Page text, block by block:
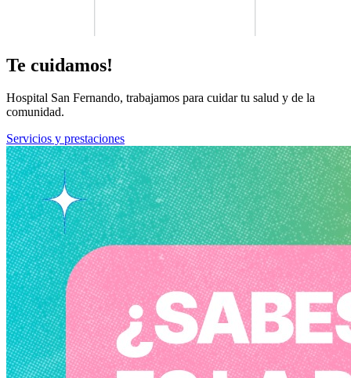
Te cuidamos!
Hospital San Fernando, trabajamos para cuidar tu salud y de la
comunidad.
Servicios y prestaciones